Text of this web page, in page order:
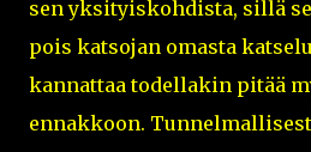
sen yksityiskohdista, sillä
pois katsojan omasta
kannattaa todellakin pitää
ennakkoon.